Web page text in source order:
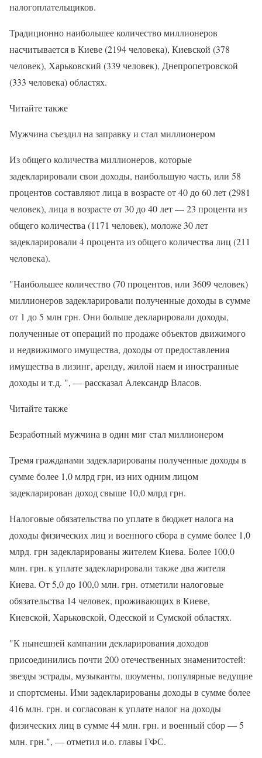
налогоплательщиков.
Традиционно наибольшее количество миллионеров
насчитывается в Киеве (2194 человека), Киевской (378
человек), Харьковский (339 человек), Днепропетровской
(333 человека) областях.
Читайте также
Мужчина съездил на заправку и стал миллионером
Из общего количества миллионеров, которые
задекларировали свои доходы, наибольшую часть, или 58
процентов составляют лица в возрасте от 40 до 60 лет (2981
человек), лица в возрасте от 30 до 40 лет — 23 процента из
общего количества (1171 человек), моложе 30 лет
задекларировали 4 процента из общего количества лиц (211
человека).
"Наибольшее количество (70 процентов, или 3609 человек)
миллионеров задекларировали полученные доходы в сумме
от 1 до 5 млн грн. Они больше декларировали доходы,
полученные от операций по продаже объектов движимого
и недвижимого имущества, доходы от предоставления
имущества в лизинг, аренду, жилой наем и иностранные
доходы и т.д. ", — рассказал Александр Власов.
Читайте также
Безработный мужчина в один миг стал миллионером
Тремя гражданами задекларированы полученные доходы в
сумме более 1,0 млрд грн, из них одним лицом
задекларирован доход свыше 10,0 млрд грн.
Налоговые обязательства по уплате в бюджет налога на
доходы физических лиц и военного сбора в сумме более 1,0
млрд. грн задекларированы жителем Киева. Более 100,0
млн. грн. к уплате задекларировали также два жителя
Киева. От 5,0 до 100,0 млн. грн. отметили налоговые
обязательства 14 человек, проживающих в Киеве,
Киевской, Харьковской, Одесской и Сумской областях.
"К нынешней кампании декларирования доходов
присоединились почти 200 отечественных знаменитостей:
звезды эстрады, музыканты, шоумены, популярные ведущие
и спортсмены. Ими задекларированы доходы в сумме более
416 млн. грн. и согласован к уплате налог на доходы
физических лиц в сумме 44 млн. грн. и военный сбор — 5
млн. грн.", — отметил и.о. главы ГФС.